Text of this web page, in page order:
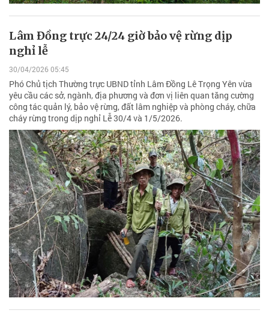
Lâm Đồng trực 24/24 giờ bảo vệ rừng dịp
nghỉ lễ
30/04/2026 05:45
Phó Chủ tịch Thường trực UBND tỉnh Lâm Đồng Lê Trọng Yên vừa
yêu cầu các sở, ngành, địa phương và đơn vị liên quan tăng cường
công tác quản lý, bảo vệ rừng, đất lâm nghiệp và phòng cháy, chữa
cháy rừng trong dịp nghỉ Lễ 30/4 và 1/5/2026.